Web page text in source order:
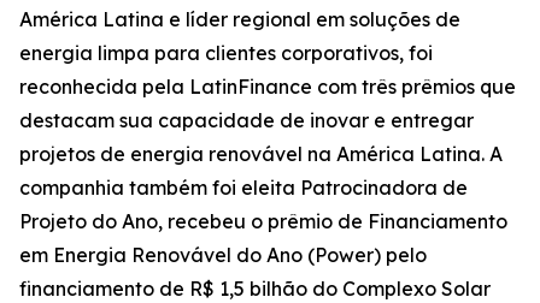
América Latina e líder regional em soluções de
energia limpa para clientes corporativos, foi
reconhecida pela LatinFinance com três prêmios que
destacam sua capacidade de inovar e entregar
projetos de energia renovável na América Latina. A
companhia também foi eleita Patrocinadora de
Projeto do Ano, recebeu o prêmio de Financiamento
em Energia Renovável do Ano (Power) pelo
financiamento de R$ 1,5 bilhão do Complexo Solar